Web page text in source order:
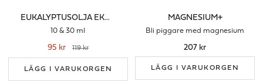
EUKALYPTUSOLJA EKO ETERISK
10 & 30 ml
95 kr 119 kr
LÄGG I VARUKORGEN
MAGNESIUM+
Bli piggare med magnesium
207 kr
LÄGG I VARUKORGEN